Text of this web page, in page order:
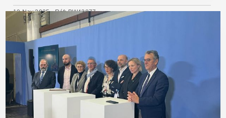
19 Nov 2025 - Réf: BW42877